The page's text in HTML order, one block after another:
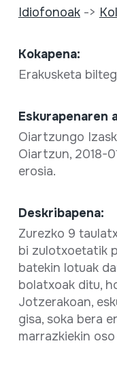
Idiofonoak->
Kokapena:
Erakusketa
Eskurapenaren
Oiartzungo
Oiartzun, 2018-
erosia.
Deskribapena:
Zurezko 9
bi zulotxoetatik
batekin lotuak
bolatxoak ditu,
Jotzerakoan,
gisa, soka bera
marrazkiekin